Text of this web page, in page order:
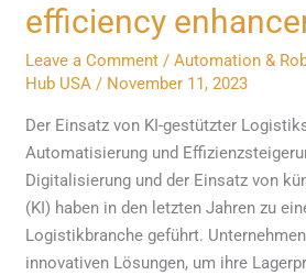
efficiency
Leave a Comment /Automation &
Hub USA/ November 11, 2023
Der Einsatz von KI-gestützter
Automatisierung und
Digitalisierung und der Einsatz von
(KI) haben in den letzten Jahren zu
Logistikbranche geführt.
innovativen Lösungen, um ihre
use
of
AI-
Automation
and
efficiency